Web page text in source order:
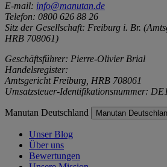
E-mail: info@manutan.de
Telefon: 0800 626 88 26
Sitz der Gesellschaft: Freiburg i. Br.
HRB 708061)
Geschäftsführer: Pierre-Olivier Brial
Handelsregister:
Amtsgericht Freiburg, HRB 708061
Umsatzsteuer-Identifikationsnummer:
Manutan Deutschland Manutan
Unser Blog
Über uns
Bewertungen